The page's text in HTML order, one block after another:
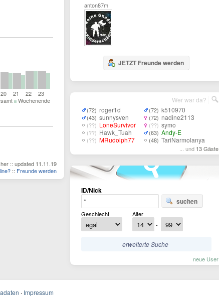
20 21 22
23
Wochenende
:: updated 11.11.19
:: Freunde werden
anton87m
JETZT Freunde werden
(72) roger1d
(43) sunnysven
(??) LoneSurvivor
(??) Hawk_Tuah
(??) MRudolph77
(72) k510970
(72) nadine2113
(??) symo
(63) Andy-E
(48) TariNarmolanya
... und 13 Gäste
Wer war da?
ID/Nick
suchen
Geschlecht
Alter
-
erweiterte Suche
neue User
· Impressum